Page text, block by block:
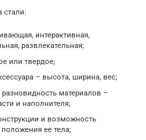
стали:
интерактивная,
развлекательная;
или твердое;
– высота, ширина, вес;
разновидность материалов –
и наполнителя;
и возможность
ее тела;